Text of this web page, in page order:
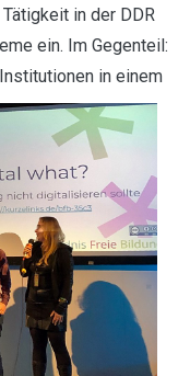
in der DDR
ein. Im Gegenteil:
in einem